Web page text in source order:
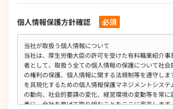
個人情報保護方針確認 必須
当社が取扱う個人情報について
当社は、厚生労働大臣の許可を受けた有料職業紹介
者として、取扱う全ての個人情報の保護について社
の権利の保護、個人情報に関する法規制等を遵守し
を具現化するための個人情報保護マネジメントシス
の動向、社会的要請の変化、経営環境の変動等を常
善に、全社を挙げて取り組むことをここに宣言します